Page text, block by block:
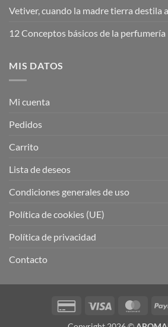
Vetiver, cuando la madre tierra destila
12 Conceptos básicos de la perfumería
MIS DATOS
Mi cuenta
Pedidos
Carrito
Lista de deseos
Condiciones generales de uso
Política de cookies (UE)
Política de privacidad
Contacto
Credit
Visa